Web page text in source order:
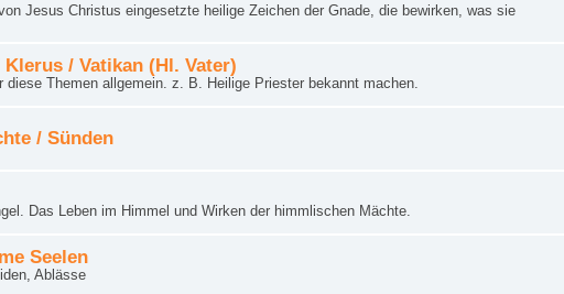
Jesus Christus eingesetzte heilige Zeichen der Gnade, die bewirken, was sie
/ Vatikan (Hl. Vater)
diese Themen allgemein. z. B. Heilige Priester bekannt machen.
/ Sünden
Das Leben im Himmel und Wirken der himmlischen Mächte.
Seelen
Ablässe